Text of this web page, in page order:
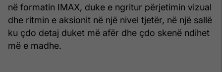
në formatin IMAX, duke e ngritur përjetimin vizual
dhe ritmin e aksionit në një nivel tjetër, në një sallë
ku çdo detaj duket më afër dhe çdo skenë ndihet
më e madhe.